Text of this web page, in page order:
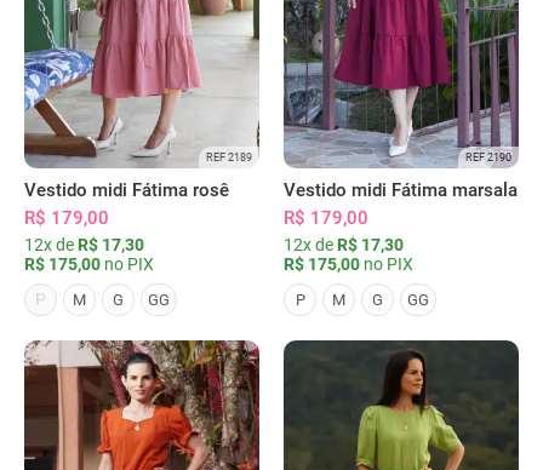
REF 2189
Vestido midi Fátima rosê
R$ 179,00
12x de R$ 17,30
R$ 175,00 no PIX
P
M G GG
REF 2190
Vestido midi Fátima marsala
R$ 179,00
12x de R$ 17,30
R$ 175,00 no PIX
P M G GG